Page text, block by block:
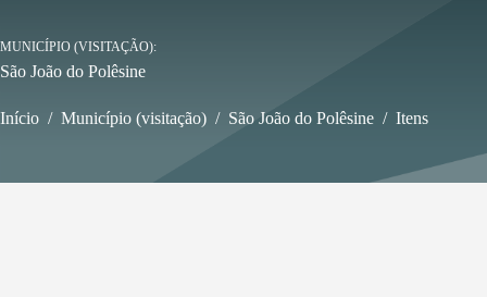
MUNICÍPIO (VISITAÇÃO)
São João do Polêsine
Início / Município (visitação) / São João do Polêsine / Itens